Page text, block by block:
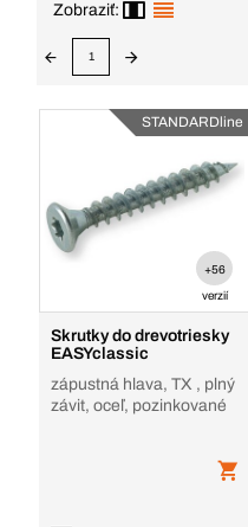
Zobraziť:
1
STANDARDline
+56
verzií
Skrutky do drevotriesky
EASYclassic
zápustná hlava, TX , plný
závit, oceľ, pozinkované